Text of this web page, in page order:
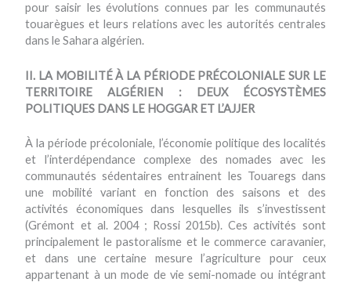
pour saisir les évolutions connues par les communautés
touarègues et leurs relations avec les autorités centrales
dans le Sahara algérien.
II. LA MOBILITÉ À LA PÉRIODE PRÉCOLONIALE SUR LE
TERRITOIRE ALGÉRIEN : DEUX ÉCOSYSTÈMES
POLITIQUES DANS LE HOGGAR ET L’AJJER
À la période précoloniale, l’économie politique des localités
et l’interdépendance complexe des nomades avec les
communautés sédentaires entrainent les Touaregs dans
une mobilité variant en fonction des saisons et des
activités économiques dans lesquelles ils s’investissent
(Grémont et al. 2004 ; Rossi 2015b). Ces activités sont
principalement le pastoralisme et le commerce caravanier,
et dans une certaine mesure l’agriculture pour ceux
appartenant à un mode de vie semi-nomade ou intégrant